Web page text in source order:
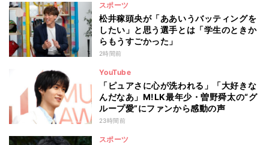
スポーツ
松井稼頭央が「ああいうバッティングを
したい」と思う選手とは「学生のときか
らもうすごかった」
2時間前
YouTube
「ピュアさに心が洗われる」「大好きな
んだなあ」M!LK最年少・曽野舜太の“グ
ループ愛”にファンから感動の声
23時間前
スポーツ